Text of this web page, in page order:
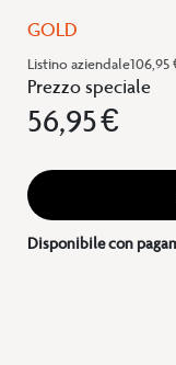
Listino aziendale106,95
Prezzo speciale
56,95 €
Disponibile con
GOLD